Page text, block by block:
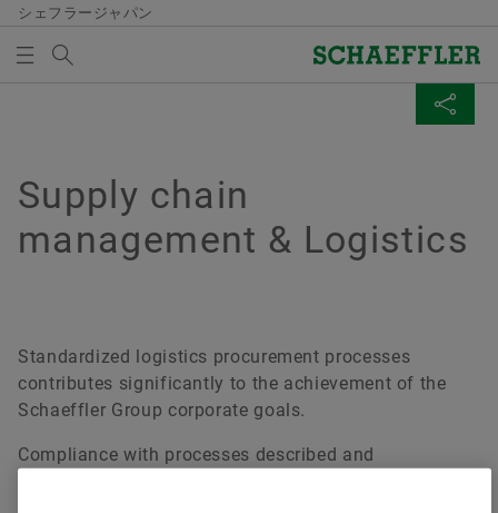
シェフラージャパン
サプライチェーンマネジメントとロジステ
概要
サプライチェーンマネジメントとロジスティクス
Transport Management System
Supplier information management
Legal entity structure integration
販売パートナー
シェフラーパートナープログラム
産業ソリューション
風力発電
パワートランスミッション
オフロード
産業用オートメーション
トレーニング
受講に関する一般規約
カリキュレーション＆アドバイス
技術計算
摩擦性能に関するご相談
設計データ
シェフラーシンポジウムジャパン
オンライン技術論文集
Facebook
メディア買い物かごの中にアイテムが入っていませ
ん。新しいエレメントを追加するにはボタンを使用し
てください：
注意
一回の注文で、複数のメディアを買い物かご
に入れることができます。メディアごとの最
大注文数は20個です。無料で入手した材料を
販売することは許可されません。
Supply chain
management & Logistics
Standardized logistics procurement processes
contributes significantly to the achievement of the
Schaeffler Group corporate goals.
Compliance with processes described and